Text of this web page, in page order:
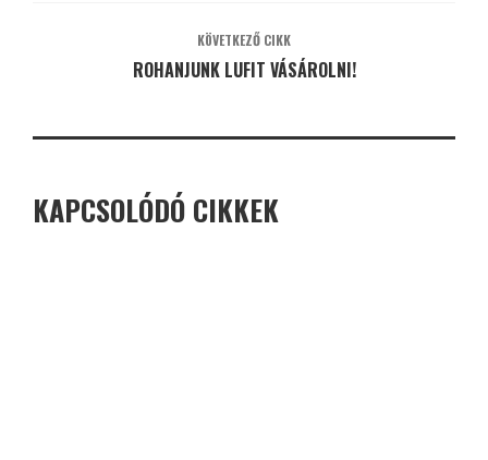
KÖVETKEZŐ CIKK
ROHANJUNK LUFIT VÁSÁROLNI!
KAPCSOLÓDÓ CIKKEK